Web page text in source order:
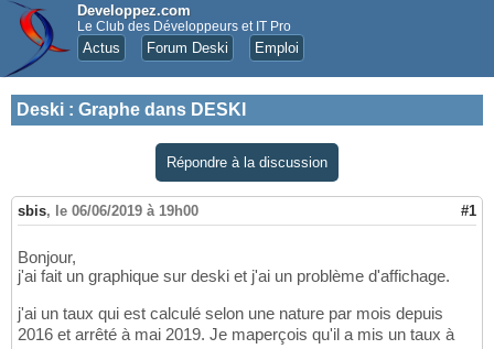
Developpez.com
Le Club des Développeurs et IT Pro
Actus Forum Deski Emploi
Deski : Graphe dans DESKI
Répondre à la discussion
sbis, le 06/06/2019 à 19h00 #1
Bonjour,
j'ai fait un graphique sur deski et j'ai un problème d'affichage.
j'ai un taux qui est calculé selon une nature par mois depuis
2016 et arrêté à mai 2019. Je maperçois qu'il a mis un taux à